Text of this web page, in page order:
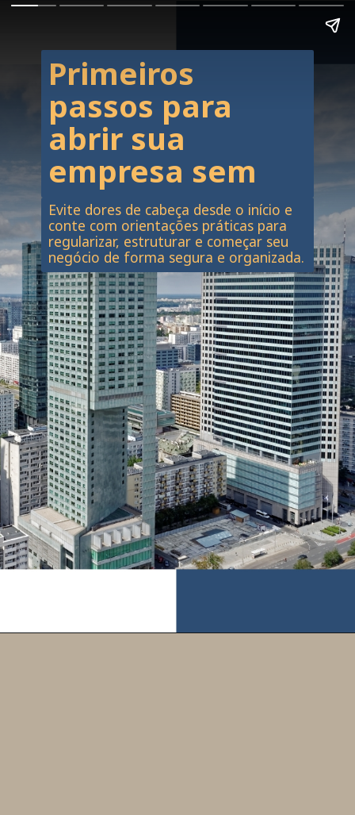
Primeiros
passos para
abrir sua
empresa sem
erros
Evite dores de cabeça desde o início e
conte com orientações práticas para
regularizar, estruturar e começar seu
negócio de forma segura e organizada.